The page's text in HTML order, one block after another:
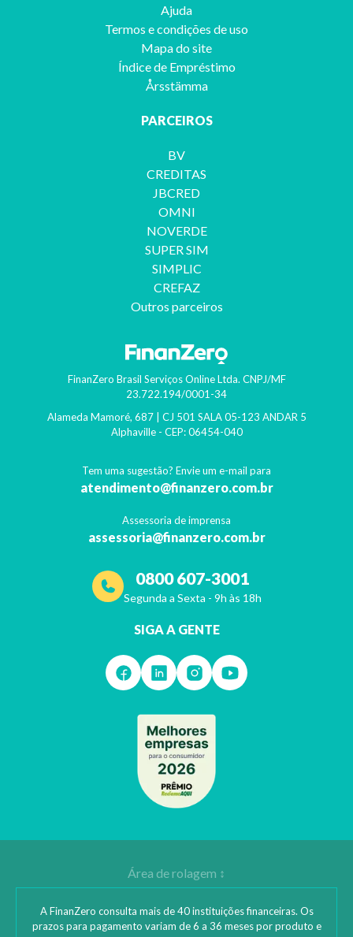
Ajuda
Termos e condições de uso
Mapa do site
Índice de Empréstimo
Årsstämma
PARCEIROS
BV
CREDITAS
JBCRED
OMNI
NOVERDE
SUPER SIM
SIMPLIC
CREFAZ
Outros parceiros
FinanZero Brasil Serviços Online Ltda. CNPJ/MF
23.722.194/0001-34
Alameda Mamoré, 687 | CJ 501 SALA 05-123 ANDAR 5
Alphaville- CEP: 06454-040
Tem uma sugestão? Envie um e-mail para
atendimento@finanzero.com.br
Assessoria de imprensa
assessoria@finanzero.com.br
0800 607-3001
Segunda a Sexta - 9h às 18h
SIGA A GENTE
A FinanZero consulta mais de 40 instituições financeiras. Os
prazos para pagamento variam de 6 a 36 meses por produto e